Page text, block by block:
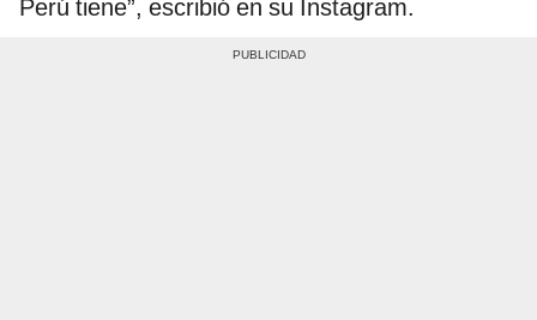
Perú tiene”, escribió en su Instagram.